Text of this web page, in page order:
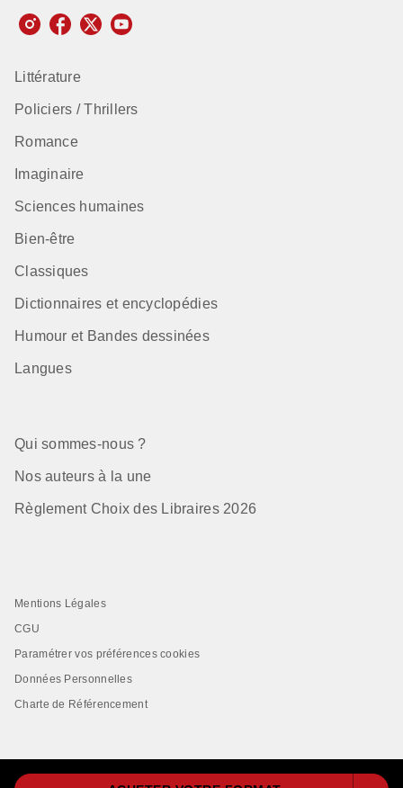
Littérature
Policiers / Thrillers
Romance
Imaginaire
Sciences humaines
Bien-être
Classiques
Dictionnaires et encyclopédies
Humour et Bandes dessinées
Langues
Qui sommes-nous ?
Nos auteurs à la une
Règlement Choix des Libraires 2026
Mentions Légales
CGU
Paramétrer vos préférences cookies
Données Personnelles
Charte de Référencement